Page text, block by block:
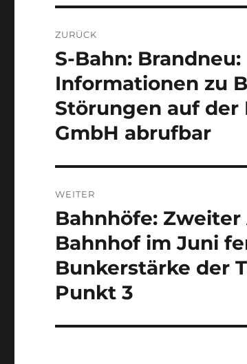
ZURÜCK
Vorheriger
Beitrag:
S-Bahn:
Informationen zu
Störungen auf der
GmbH abrufbar
WEITER
Nächster
Beitrag:
Bahnhöfe:
Bahnhof im Juni
Bunkerstärke der
Punkt 3